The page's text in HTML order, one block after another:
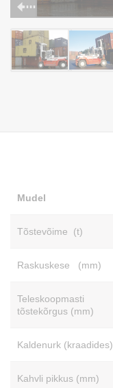
Mudel
Tõstevõime (t)
Raskuskese (mm)
Teleskoopmasti
tõstekõrgus (mm)
Kaldenurk (kraadides)
Kahvli pikkus (mm)